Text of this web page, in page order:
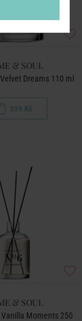
& SOUL
Dreams 110 ml
399 Kč
& SOUL
Moments 250